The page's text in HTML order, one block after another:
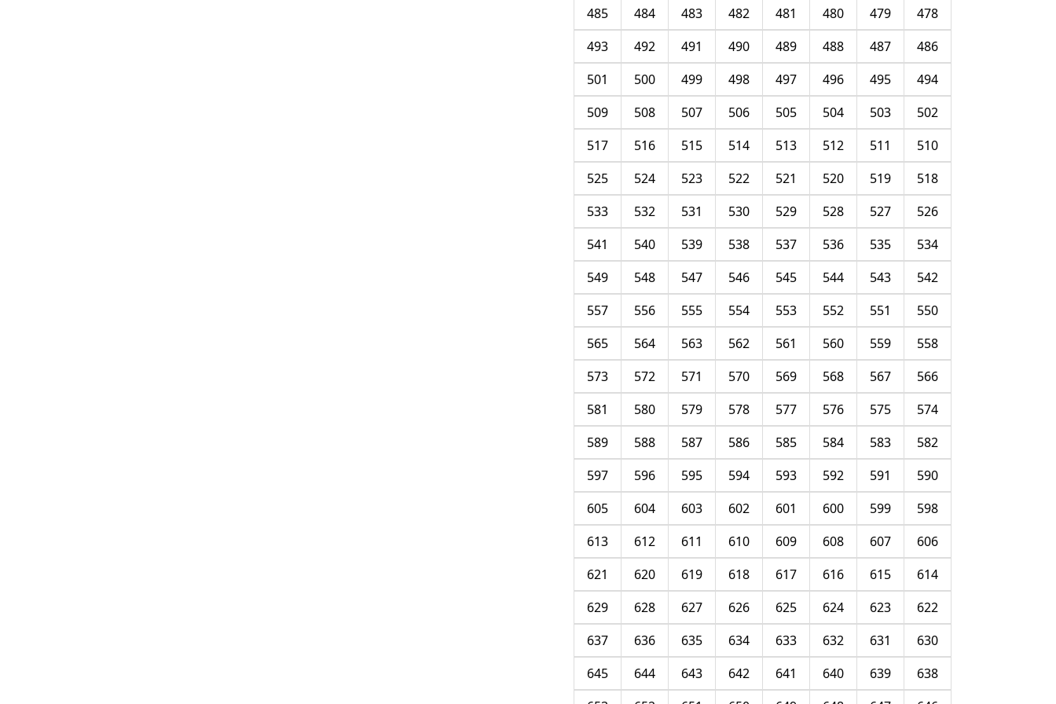
478
479
480
481
482
483
484
485
486
487
488
489
490
491
492
493
494
495
496
497
498
499
500
501
502
503
504
505
506
507
508
509
510
511
512
513
514
515
516
517
518
519
520
521
522
523
524
525
526
527
528
529
530
531
532
533
534
535
536
537
538
539
540
541
542
543
544
545
546
547
548
549
550
551
552
553
554
555
556
557
558
559
560
561
562
563
564
565
566
567
568
569
570
571
572
573
574
575
576
577
578
579
580
581
582
583
584
585
586
587
588
589
590
591
592
593
594
595
596
597
598
599
600
601
602
603
604
605
606
607
608
609
610
611
612
613
614
615
616
617
618
619
620
621
622
623
624
625
626
627
628
629
630
631
632
633
634
635
636
637
638
639
640
641
642
643
644
645